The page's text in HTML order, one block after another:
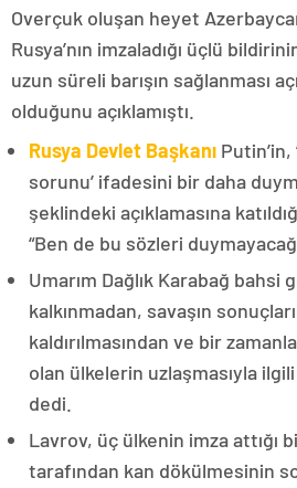
Overçuk oluşan heyet
Rusya’nın imzaladığı üçlü
uzun süreli barışın sağlanması
olduğunu açıklamıştı.
Rusya Devlet Başkanı Putin’in,
sorunu’ ifadesini bir daha
şeklindeki açıklamasına
“Ben de bu sözleri
Umarım Dağlık Karabağ bahsi
kalkınmadan, savaşın
kaldırılmasından ve bir
olan ülkelerin uzlaşmasıyla
dedi.
Lavrov, üç ülkenin imza attığı
tarafından kan dökülmesinin